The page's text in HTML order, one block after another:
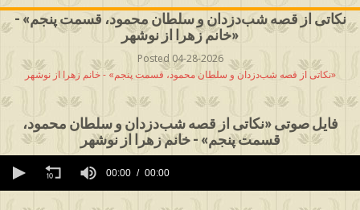
نکاتی از قصه شب‌دزدان و سلطان محمود، قسمت پنجم» -
خانم زهرا از نوشهر»
Posted 04-28-2026
نکاتی از قصه شب‌دزدان و سلطان محمود، قسمت پنجم» - خانم زهرا از نوشهر»
فایل صوتی «نکاتی از قصه شب‌دزدان و سلطان محمود،
قسمت پنجم» - خانم زهرا از نوشهر
seconds
00:00 00:00